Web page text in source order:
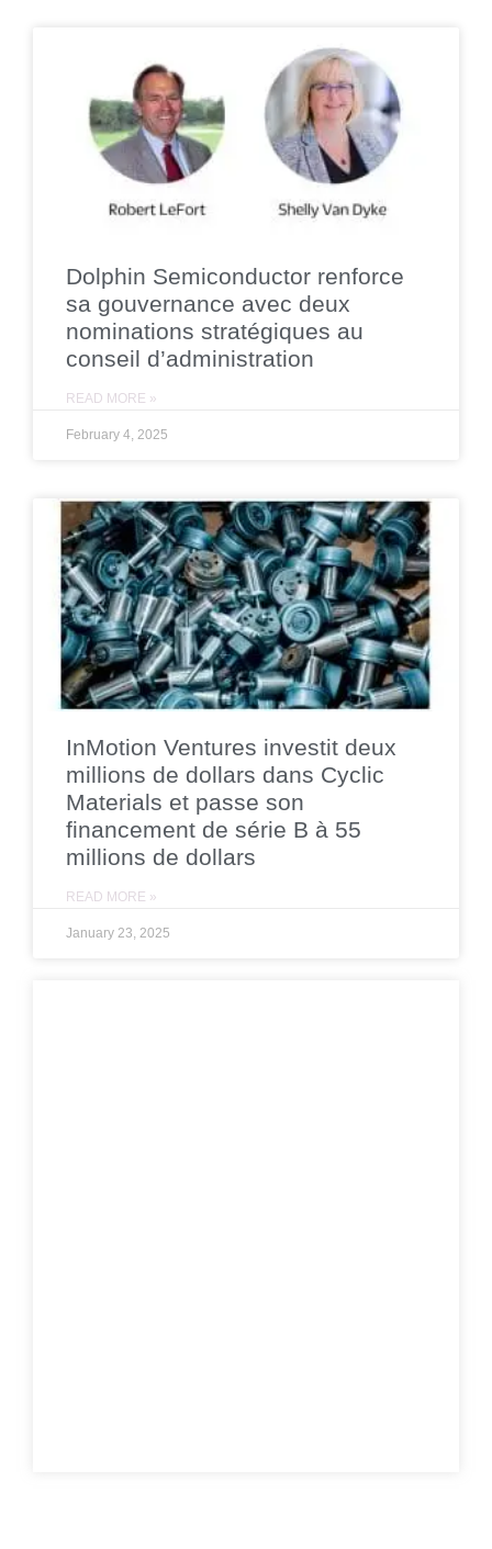
Dolphin Semiconductor renforce
sa gouvernance avec deux
nominations stratégiques au
conseil d’administration
READ MORE »
February 4, 2025
InMotion Ventures investit deux
millions de dollars dans Cyclic
Materials et passe son
financement de série B à 55
millions de dollars
READ MORE »
January 23, 2025